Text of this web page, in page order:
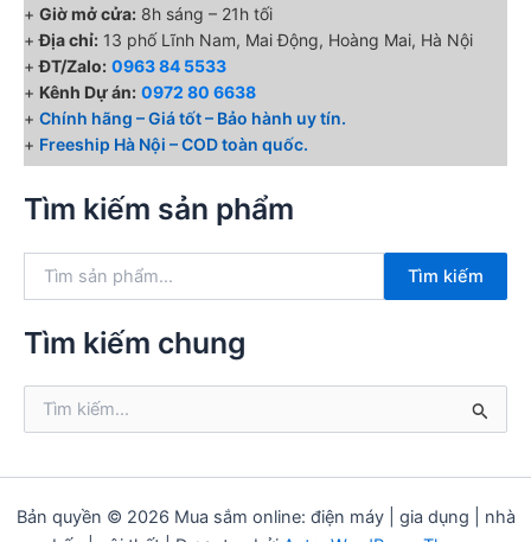
+ Giờ mở cửa: 8h sáng – 21h tối
+Địa chỉ: 13 phố Lĩnh Nam, Mai Động, Hoàng Mai, Hà Nội
+ĐT/Zalo: 0963 84 5533
+ Kênh Dự án: 0972 80 6638
+ Chính hãng – Giá tốt – Bảo hành uy tín.
+ Freeship Hà Nội – COD toàn quốc.
Tìm kiếm sản phẩm
k
ế
:
Tìm kiếm
Tìm kiếm chung
ế
Bản quyền © 2026 Mua sắm online: điện máy | gia dụng | nhà